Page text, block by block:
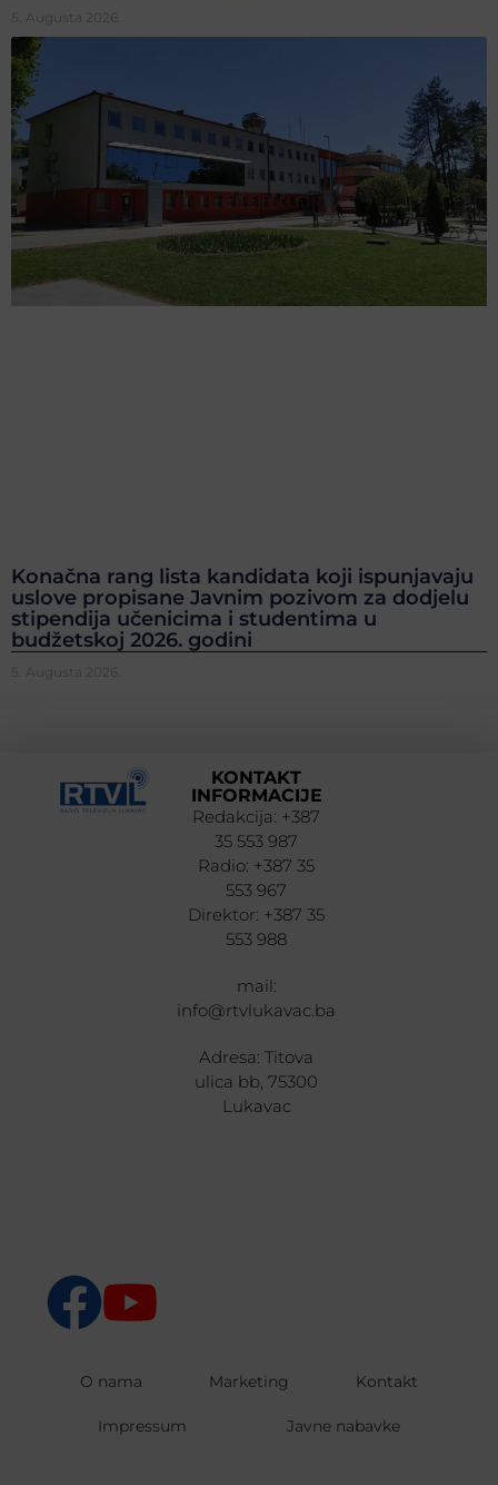
5. Augusta 2026.
Konačna rang lista kandidata koji ispunjavaju
uslove propisane Javnim pozivom za dodjelu
stipendija učenicima i studentima u
budžetskoj 2026. godini
5. Augusta 2026.
KONTAKT
INFORMACIJE
Redakcija: +387
35 553 987
Radio: +387 35
553 967
Direktor: +387 35
553 988
mail:
info@rtvlukavac.ba
Adresa: Titova
ulica bb, 75300
Lukavac
O nama Marketing Kontakt
Impressum Javne nabavke